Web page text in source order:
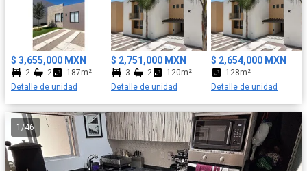
$ 3,655,000 MXN
2 2
187m²
Detalle de unidad
$ 2,751,000 MXN
3 2
120m²
Detalle de unidad
$ 2,654,000 MXN
128m²
Detalle de unidad
1 /46